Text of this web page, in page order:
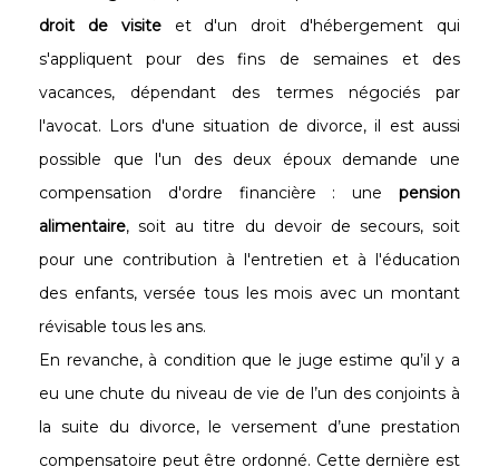
droit de visiteet d'un droit d'hébergement qui
s'appliquent pour des fins de semaines et des
vacances, dépendant des termes négociés par
l'avocat. Lors d'une situation de divorce, il est aussi
possible que l'un des deux époux demande une
compensation d'ordre financière : une pension
alimentaire, soit au titre du devoir de secours, soit
pour une contribution à l'entretien et à l'éducation
des enfants, versée tous les mois avec un montant
révisable tous les ans.
En revanche, à condition que le juge estime qu’il y a
eu une chute du niveau de vie de l’un des conjoints à
la suite du divorce, le versement d’une prestation
compensatoire peut être ordonné. Cette dernière est